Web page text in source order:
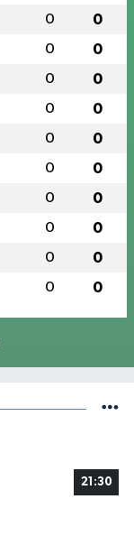
0 0
0 0
0 0
0 0
0 0
0 0
0 0
0 0
0 0
0 0
21:30